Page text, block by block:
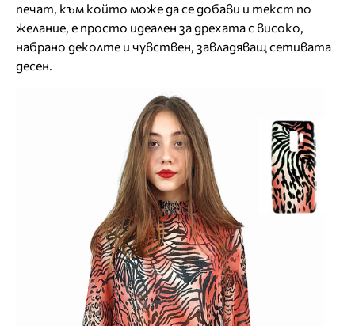
печат, към който може да се добави и текст по
желание, е просто идеален за дрехата с високо,
набрано деколте и чувствен, завладяващ сетивата
десен.